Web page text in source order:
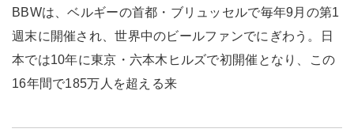
BBWは、ベルギーの首都・ブリュッセルで毎年9月の第1
週末に開催され、世界中のビールファンでにぎわう。日
本では10年に東京・六本木ヒルズで初開催となり、この
16年間で185万人を超える来